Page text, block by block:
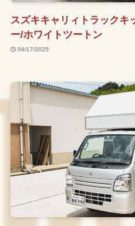
スズキキャリィトラックキ
ー/ホワイトツートン
09/17/2025